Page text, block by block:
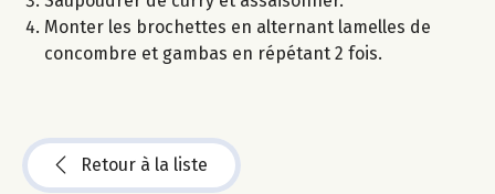
Monter les brochettes en alternant lamelles de
concombre et gambas en répétant 2 fois.
Retour à la liste